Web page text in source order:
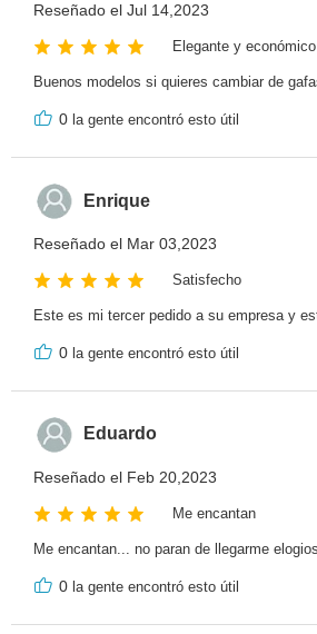
Reseñado el Jul 14,2023
Elegante y económico
Buenos modelos si quieres cambiar de
0 la gente encontró esto útil
Enrique
Reseñado el Mar 03,2023
Satisfecho
Este es mi tercer pedido a su empresa y
0 la gente encontró esto útil
Eduardo
Reseñado el Feb 20,2023
Me encantan
Me encantan... no paran de llegarme
0 la gente encontró esto útil